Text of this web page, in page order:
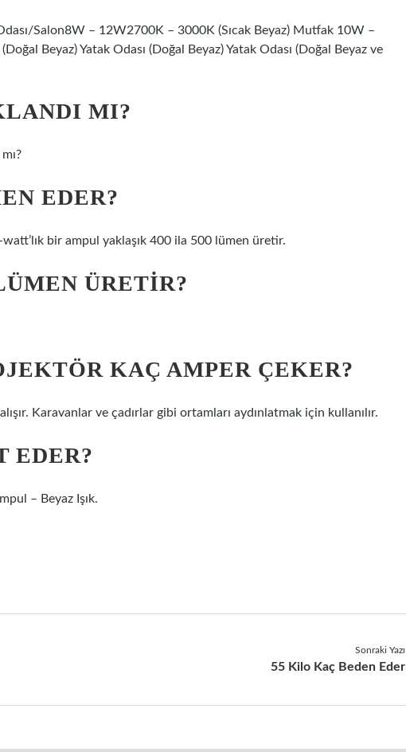
Salon8W – 12W2700K – 3000K (Sıcak Beyaz) Mutfak 10W –
Beyaz) Yatak Odası (Doğal Beyaz) Yatak Odası (Doğal Beyaz ve
MI?
EDER?
bir ampul yaklaşık 400 ila 500 lümen üretir.
ÜRETIR?
KAÇ AMPER ÇEKER?
Karavanlar ve çadırlar gibi ortamları aydınlatmak için kullanılır.
EDER?
– Beyaz Işık.
Sonraki Yazı
55 Kilo Kaç Beden Eder